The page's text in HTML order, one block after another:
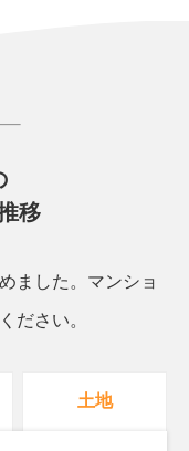
移
ました。 マンショ
ださい。
土地